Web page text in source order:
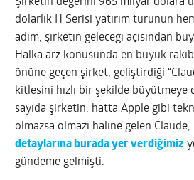
dolarlık H Serisi yatırım turunun
adım, şirketin geleceği açısından
Halka arz konusunda en büyük
önüne geçen şirket, geliştirdiği
kitlesini hızlı bir şekilde büyütmeye
sayıda şirketin, hatta Apple gibi
olmazsa olmazı haline gelen
detaylarına burada yer verdiğimiz
gündeme gelmişti.